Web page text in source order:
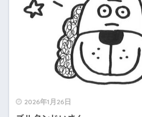
2026年1月26日